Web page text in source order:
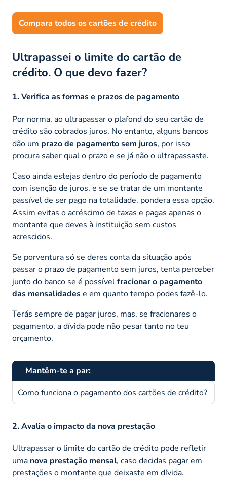
Compara todos os cartões de crédito
Ultrapassei o limite do cartão de
crédito. O que devo fazer?
1. Verifica as formas e prazos de pagamento
Por norma, ao ultrapassar o plafonddo seu cartão de
crédito são cobrados juros. No entanto, alguns bancos
dão um prazo de pagamento sem juros, por isso
procura saber qual o prazo e se já não o ultrapassaste.
Caso ainda estejas dentro do período de pagamento
com isenção de juros, e se se tratar de um montante
passível de ser pago na totalidade, pondera essa opção.
Assim evitas o acréscimo de taxas e pagas apenas o
montante que deves à instituição sem custos
acrescidos.
Se porventura só se deres conta da situação após
passar o prazo de pagamento sem juros, tenta perceber
junto do banco se é possívelfracionar o pagamento
das mensalidadese em quanto tempo podes fazê-lo.
Terás sempre de pagar juros, mas, se fracionares o
pagamento, a dívida pode não pesar tanto no teu
orçamento.
Mantêm-te a par:
Como funciona o pagamento dos cartões de crédito?
2. Avalia o impacto da nova prestação
Ultrapassar o limite do cartão de crédito pode refletir
uma nova prestação mensal, caso decidas pagar em
prestações o montante que deixaste em dívida.